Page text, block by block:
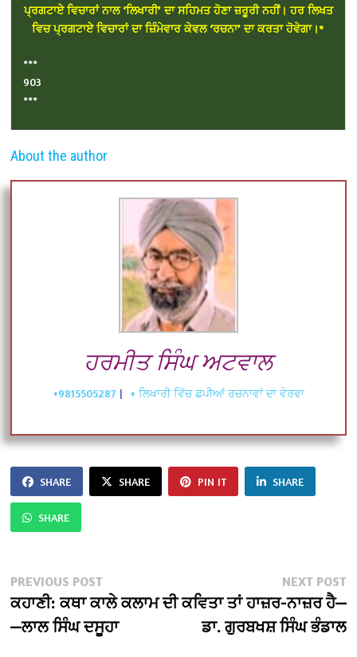
ਪ੍ਰਗਟਾਏ ਵਿਚਾਰਾਂ ਨਾਲ ‘ਲਿਖਾਰੀ’ ਦਾ ਸਹਿਮਤ ਹੋਣਾ ਜ਼ਰੂਰੀ ਨਹੀਂ। ਹਰ ਲਿਖਤ
ਵਿਚ ਪ੍ਰਗਟਾਏ ਵਿਚਾਰਾਂ ਦਾ ਜ਼ਿੰਮੇਵਾਰ ਕੇਵਲ ‘ਰਚਨਾ’ ਦਾ ਕਰਤਾ ਹੋਵੇਗਾ।*
***
903
***
About the author
ਹਰਮੀਤ ਸਿੰਘ ਅਟਵਾਲ
+9815505287 | + ਲਿਖਾਰੀ ਵਿੱਚ ਛਪੀਆਂ ਰਚਨਾਵਾਂ ਦਾ ਵੇਰਵਾ
SHARE SHARE PIN IT SHARE
SHARE
Post
navigation
PREVIOUS POSTPrevious
post:
ਕਹਾਣੀ: ਕਥਾ ਕਾਲੇ ਕਲਾਮ ਦੀ
—ਲਾਲ ਸਿੰਘ ਦਸੂਹਾ
NEXT POST
ਕਵਿਤਾ ਤਾਂ ਹਾਜ਼ਰ-ਨਾਜ਼ਰ ਹੈ—
ਡਾ. ਗੁਰਬਖਸ਼ ਸਿੰਘ ਭੰਡਾਲ